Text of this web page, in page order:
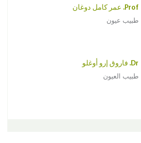
Prof. عمر كامل دوغان
طبيب عيون
Dr. فاروق إرو أوغلو
طبيب العيون